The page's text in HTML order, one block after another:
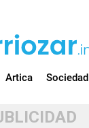
Artica Sociedad